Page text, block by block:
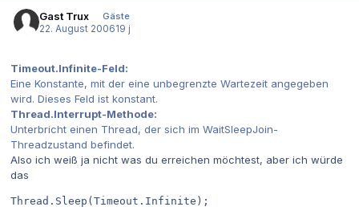
Gast Trux
Gäste
22. August 200619 j
Timeout.Infinite-Feld:
Eine Konstante, mit der eine unbegrenzte Wartezeit angegeben
wird. Dieses Feld ist konstant.
Thread.Interrupt-Methode:
Unterbricht einen Thread, der sich im WaitSleepJoin-
Threadzustand befindet.
Also ich weiß ja nicht was du erreichen möchtest, aber ich würde
das
Thread.Sleep(Timeout.Infinite);